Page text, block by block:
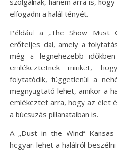
elfogadni a halál tényét.
Például a „The Show Must
erőteljes dal, amely a
még a legnehezebb
emlékeztetnek minket,
folytatódik, függetlenül a
megnyugtató lehet, amikor a
emlékeztet arra, hogy az élet
a búcsúzás pillanataiban is.
A „Dust in the Wind”
hogyan lehet a halálról